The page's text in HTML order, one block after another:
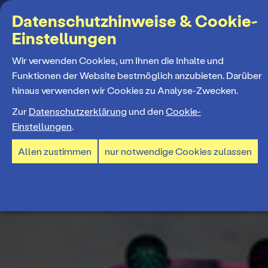
Suchbegriff
MENÜ
Programm
Spielplan
Spielzeiteröffnung
Tickets und Abos
Ticketpreise & Saalplan
Mitmachen
Datenschutzhinweise & Cookie-
Einstellungen
Wir verwenden Cookies, um Ihnen die Inhalte und
Funktionen der Website bestmöglich anzubieten. Darüber
hinaus verwenden wir Cookies zu Analyse-Zwecken.
Zur Datenschutzerklärung und den Cookie-
Einstellungen.
Allen zustimmen nur notwendige Cookies zulassen